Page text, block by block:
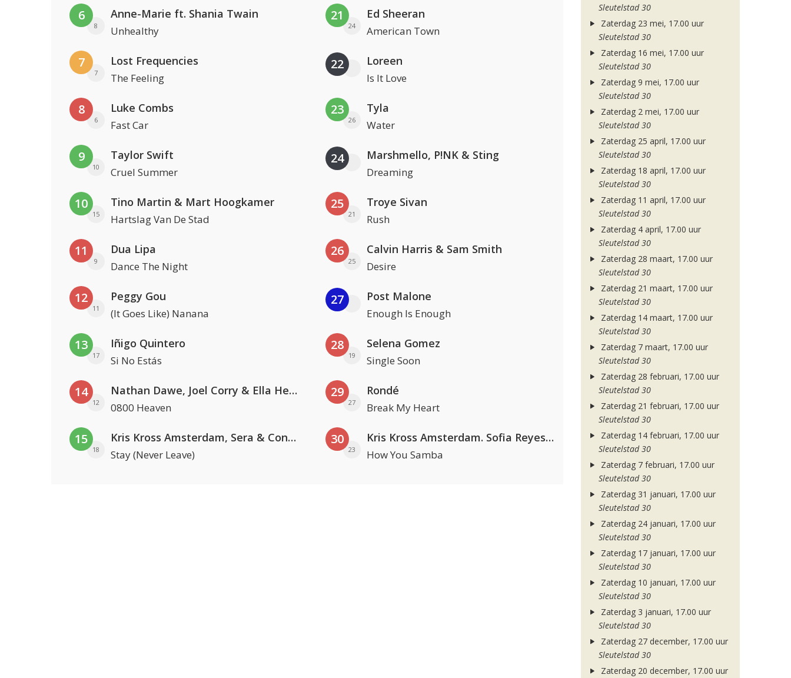
6
8
Anne-Marie ft. Shania Twain
Unhealthy
7
7
Lost Frequencies
The Feeling
8
6
Luke Combs
Fast Car
9
10
Taylor Swift
Cruel Summer
10
15
Tino Martin & Mart Hoogkamer
Hartslag Van De Stad
11
9
Dua Lipa
Dance The Night
12
11
Peggy Gou
(It Goes Like) Nanana
13
17
Iñigo Quintero
Si No Estás
14
12
Nathan Dawe, Joel Corry & Ella Henderson
0800 Heaven
15
18
Kris Kross Amsterdam, Sera & Conor Maynard
Stay (Never Leave)
21
24
Ed Sheeran
American Town
22 Loreen
Is It Love
23
26
Tyla
Water
24 Marshmello, P!NK & Sting
Dreaming
25
21
Troye Sivan
Rush
26
25
Calvin Harris & Sam Smith
Desire
27 Post Malone
Enough Is Enough
28
19
Selena Gomez
Single Soon
29
27
Rondé
Break My Heart
30
23
Kris Kross Amsterdam. Sofia Reyes & Tinie Tempah
How You Samba
Sleutelstad 30
Zaterdag 23 mei, 17.00 uur
Sleutelstad 30
Zaterdag 16 mei, 17.00 uur
Sleutelstad 30
Zaterdag 9 mei, 17.00 uur
Sleutelstad 30
Zaterdag 2 mei, 17.00 uur
Sleutelstad 30
Zaterdag 25 april, 17.00 uur
Sleutelstad 30
Zaterdag 18 april, 17.00 uur
Sleutelstad 30
Zaterdag 11 april, 17.00 uur
Sleutelstad 30
Zaterdag 4 april, 17.00 uur
Sleutelstad 30
Zaterdag 28 maart, 17.00 uur
Sleutelstad 30
Zaterdag 21 maart, 17.00 uur
Sleutelstad 30
Zaterdag 14 maart, 17.00 uur
Sleutelstad 30
Zaterdag 7 maart, 17.00 uur
Sleutelstad 30
Zaterdag 28 februari, 17.00 uur
Sleutelstad 30
Zaterdag 21 februari, 17.00 uur
Sleutelstad 30
Zaterdag 14 februari, 17.00 uur
Sleutelstad 30
Zaterdag 7 februari, 17.00 uur
Sleutelstad 30
Zaterdag 31 januari, 17.00 uur
Sleutelstad 30
Zaterdag 24 januari, 17.00 uur
Sleutelstad 30
Zaterdag 17 januari, 17.00 uur
Sleutelstad 30
Zaterdag 10 januari, 17.00 uur
Sleutelstad 30
Zaterdag 3 januari, 17.00 uur
Sleutelstad 30
Zaterdag 27 december, 17.00 uur
Sleutelstad 30
Zaterdag 20 december, 17.00 uur